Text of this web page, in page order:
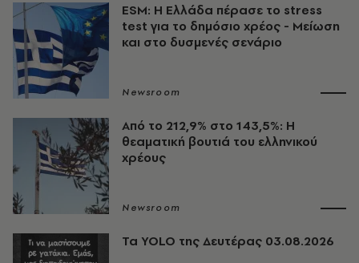
ESM: Η Ελλάδα πέρασε το stress
test για το δημόσιο χρέος - Μείωση
και στο δυσμενές σενάριο
Newsroom
Από το 212,9% στο 143,5%: Η
θεαματική βουτιά του ελληνικού
χρέους
Newsroom
Τα YOLO της Δευτέρας 03.08.2026